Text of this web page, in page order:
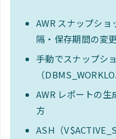
AWR スナップシ
隔・保存期間の変更
手動でスナップシ
（
AWR レポートの
方
ASH（